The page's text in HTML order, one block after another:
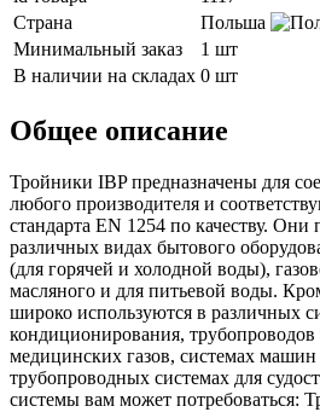
Страна
Польша
Минимальный заказ
1 шт
В наличии на складах 0 шт
Общее описание
Тройники IBP предназначены для
любого производителя и
стандарта EN 1254 по качеству. Они
различных видах бытового
(для горячей и холодной воды),
масляного и для питьевой воды.
широко используются в различных
кондиционирования, трубопроводов
медицинских газов, системах машин
трубопроводных системах для
системы вам может потребоваться: